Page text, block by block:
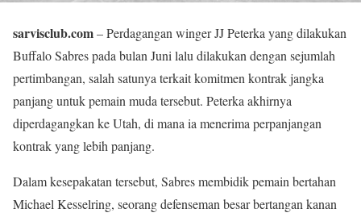
sarvisclub.com– Perdagangan winger JJ Peterka yang dilakukan
Buffalo Sabres pada bulan Juni lalu dilakukan dengan sejumlah
pertimbangan, salah satunya terkait komitmen kontrak jangka
panjang untuk pemain muda tersebut. Peterka akhirnya
diperdagangkan ke Utah, di mana ia menerima perpanjangan
kontrak yang lebih panjang.
Dalam kesepakatan tersebut, Sabres membidik pemain bertahan
Michael Kesselring, seorang defenseman besar bertangan kanan